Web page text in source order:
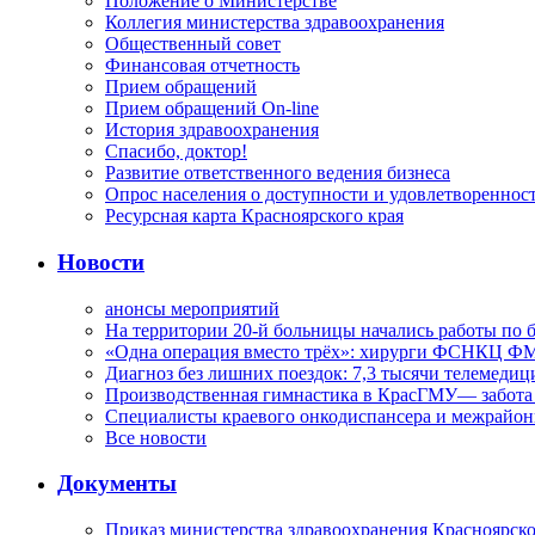
Коллегия министерства здравоохранения
Общественный совет
Финансовая отчетность
Прием обращений
Прием обращений On-line
История здравоохранения
Спасибо, доктор!
Развитие ответственного ведения бизнеса
Опрос населения о доступности и
Ресурсная карта Красноярского края
Новости
анонсы мероприятий
На территории 20-й больницы начались работы по
«Одна операция вместо трёх»: хирурги ФСНКЦ
Диагноз без лишних поездок: 7,3 тысячи
Производственная гимнастика в КрасГМУ— забота
Специалисты краевого онкодиспансера и
Все новости
Документы
Приказ министерства здравоохранения